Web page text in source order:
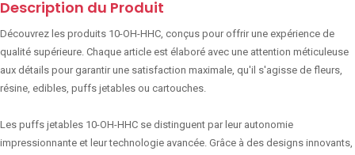
Description du Produit
Découvrez les produits 10-OH-HHC, conçus pour offrir une expérience de
qualité supérieure. Chaque article est élaboré avec une attention méticuleuse
aux détails pour garantir une satisfaction maximale, qu'il s'agisse de fleurs,
résine, edibles, puffs jetables ou cartouches.
Les puffs jetables 10-OH-HHC se distinguent par leur autonomie
impressionnante et leur technologie avancée. Grâce à des designs innovants,